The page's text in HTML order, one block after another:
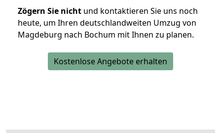
Zögern Sie nicht und kontaktieren Sie uns noch
heute, um Ihren deutschlandweiten Umzug von
Magdeburg nach Bochum mit Ihnen zu planen.
Kostenlose Angebote erhalten